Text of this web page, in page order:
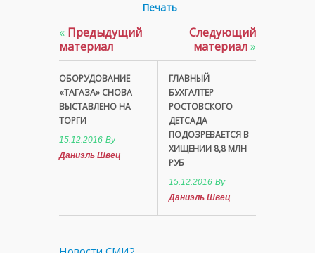
Печать
« Предыдущий
материал
ОБОРУДОВАНИЕ
«ТАГАЗА» СНОВА
ВЫСТАВЛЕНО НА
ТОРГИ
15.12.2016 By
Даниэль Швец
Следующий
материал»
ГЛАВНЫЙ
БУХГАЛТЕР
РОСТОВСКОГО
ДЕТСАДА
ПОДОЗРЕВАЕТСЯ В
ХИЩЕНИИ 8,8 МЛН
РУБ
15.12.2016 By
Даниэль Швец